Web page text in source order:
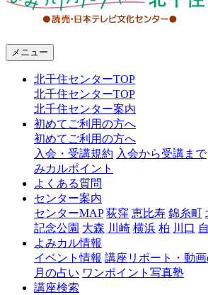
メニュー
北千住センターTOP
北千住センターTOP
北千住センター案内
初めてご利用の方へ
初めてご利用の方へ
入会・受講規約 入会から受講まで
みカルポイント
よくある質問
センター案内
センターMAP 荻窪 恵比寿 錦糸町
記念公園 大森 川崎 横浜 柏 川口
よみカル情報
イベント情報 講座リポート・動画
月の占い ワンポイント写真塾
講座検索